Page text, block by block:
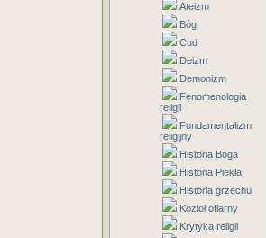
Ateizm
Bóg
Cud
Deizm
Demonizm
Fenomenologia
religii
Fundamentalizm
religijny
Historia Boga
Historia Piekła
Historia grzechu
Kozioł ofiarny
Krytyka religii